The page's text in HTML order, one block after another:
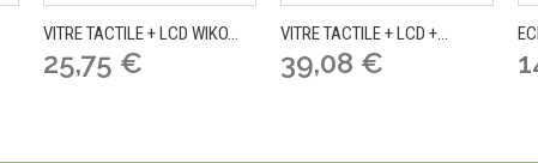
VITRE TACTILE + LCD WIKO...
25,75 €
VITRE TACTILE + LCD +...
39,08 €